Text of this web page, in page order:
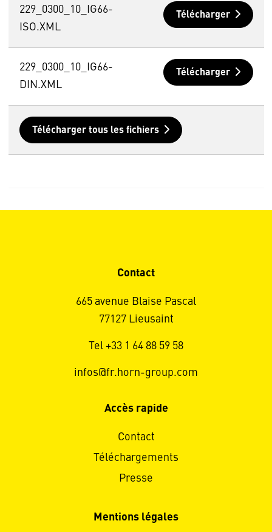
229_0300_10_IG66-
ISO.XML
Télécharger
229_0300_10_IG66-
DIN.XML
Télécharger
Télécharger tous les fichiers
Contact
665 avenue Blaise Pascal
77127 Lieusaint
Tel +33 1 64 88 59 58
infos@fr.horn-group.com
Accès rapide
Contact
Téléchargements
Presse
Mentions légales